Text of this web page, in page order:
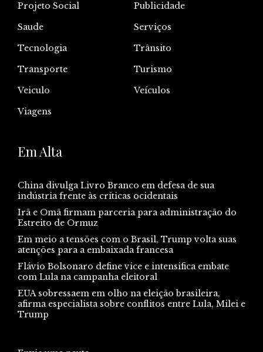
Projeto Social
Publicidade
Saude
Serviços
Tecnologia
Trânsito
Transporte
Turismo
Veiculo
Veículos
Viagens
Em Alta
China divulga Livro Branco em defesa de sua
indústria frente às críticas ocidentais
Irã e Omã firmam parceria para administração do
Estreito de Ormuz
Em meio a tensões com o Brasil, Trump volta suas
atenções para a embaixada francesa
Flávio Bolsonaro define vice e intensifica embate
com Lula na campanha eleitoral
EUA sobressaem em olho na eleição brasileira,
afirma especialista sobre conflitos entre Lula, Milei e
Trump